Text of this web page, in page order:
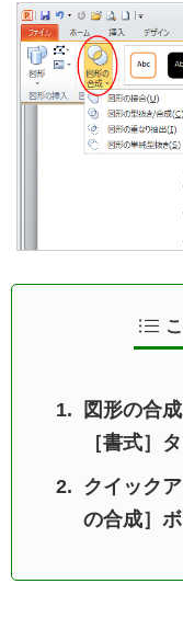
図形の合
［書式］
クイック
の合成］